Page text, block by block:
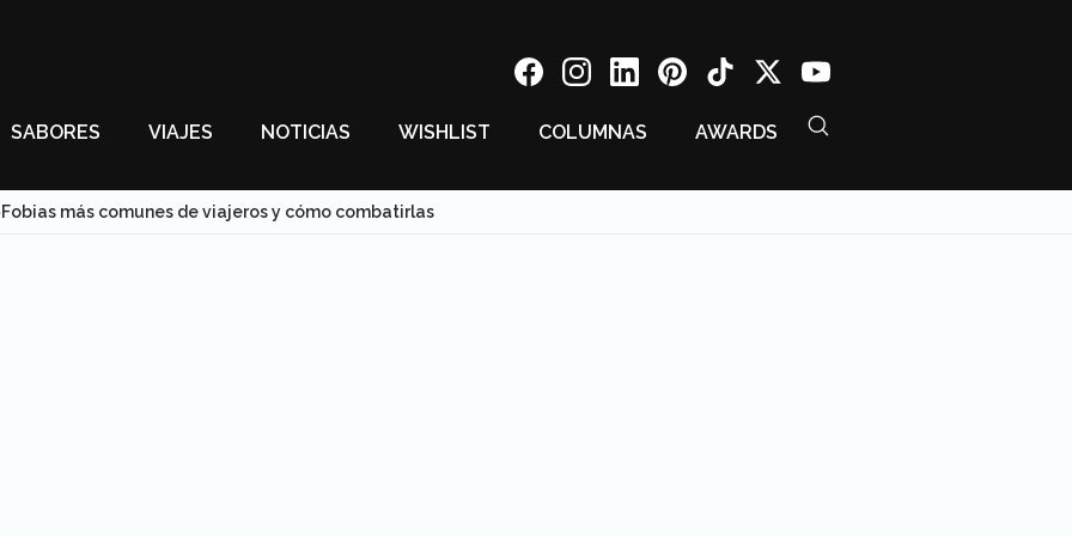
SABORES VIAJES NOTICIAS WISHLIST COLUMNAS AWARDS
Fobias más comunes de viajeros y cómo combatirlas